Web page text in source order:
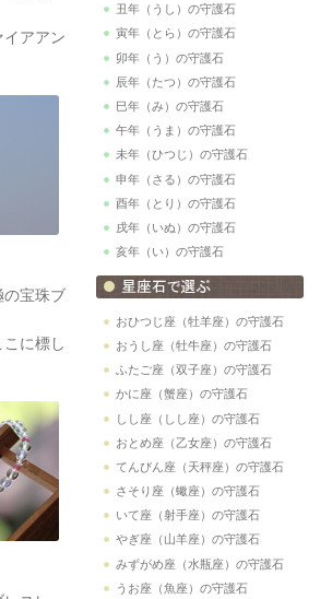
アアン
の宝珠ブ
こに標し
丑年（うし）の守護石
寅年（とら）の守護石
卯年（う）の守護石
辰年（たつ）の守護石
巳年（み）の守護石
午年（うま）の守護石
未年（ひつじ）の守護石
申年（さる）の守護石
酉年（とり）の守護石
戌年（いぬ）の守護石
亥年（い）の守護石
おひつじ座（牡羊座）の守護石
おうし座（牡牛座）の守護石
ふたご座（双子座）の守護石
かに座（蟹座）の守護石
しし座（しし座）の守護石
おとめ座（乙女座）の守護石
てんびん座（天秤座）の守護石
さそり座（蠍座）の守護石
いて座（射手座）の守護石
やぎ座（山羊座）の守護石
みずがめ座（水瓶座）の守護石
うお座（魚座）の守護石